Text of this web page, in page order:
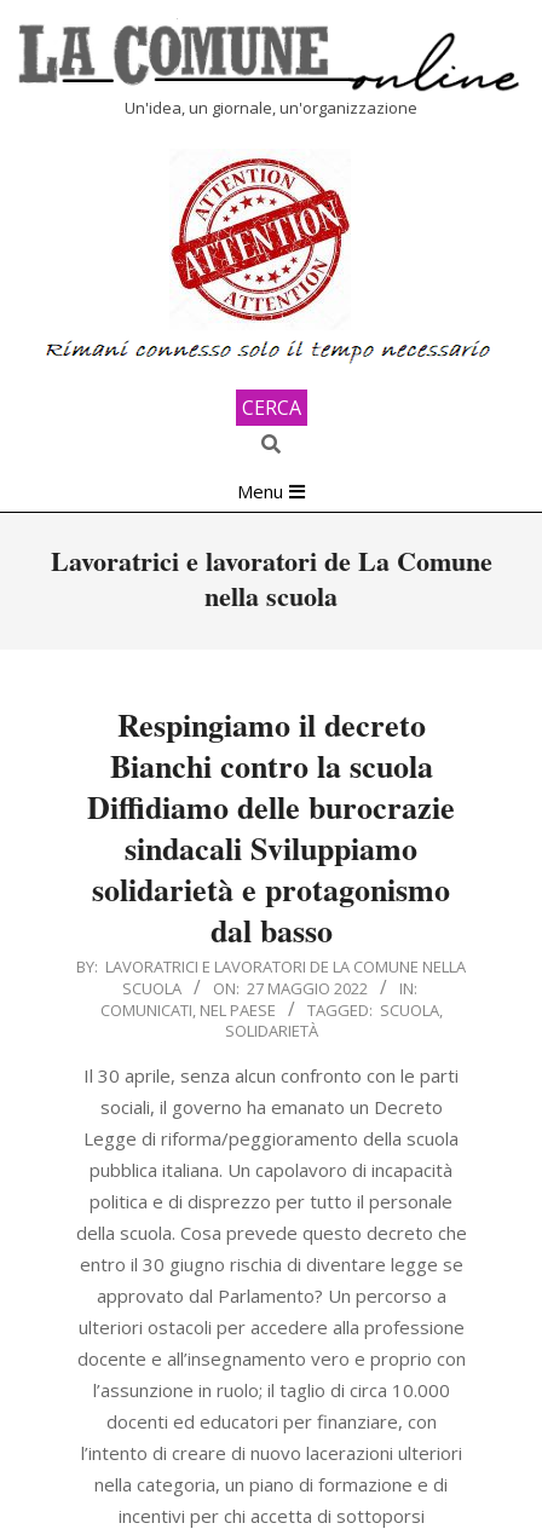
content
Un'idea, un giornale, un'organizzazione
CERCA
Search
Navigation
Menu
Lavoratrici e lavoratori de La Comune
nella scuola
Respingiamo il decreto
Bianchi contro la scuola
Diffidiamo delle burocrazie
sindacali Sviluppiamo
solidarietà e protagonismo
dal basso
2022-
BY: LAVORATRICI E LAVORATORI DE LA COMUNE NELLA
SCUOLA
ON: 27 MAGGIO 2022
IN:
COMUNICATI, NEL PAESE TAGGED: SCUOLA,
SOLIDARIETÀ
Il 30 aprile, senza alcun confronto con le parti
sociali, il governo ha emanato un Decreto
Legge di riforma/peggioramento della scuola
pubblica italiana. Un capolavoro di incapacità
politica e di disprezzo per tutto il personale
della scuola. Cosa prevede questo decreto che
entro il 30 giugno rischia di diventare legge se
approvato dal Parlamento? Un percorso a
ulteriori ostacoli per accedere alla professione
docente e all’insegnamento vero e proprio con
l’assunzione in ruolo; il taglio di circa 10.000
docenti ed educatori per finanziare, con
l’intento di creare di nuovo lacerazioni ulteriori
nella categoria, un piano di formazione e di
incentivi per chi accetta di sottoporsi